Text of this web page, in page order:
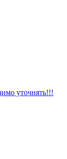
уточнять!!!